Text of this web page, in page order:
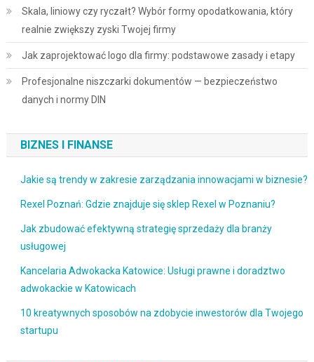
Skala, liniowy czy ryczałt? Wybór formy opodatkowania, który
realnie zwiększy zyski Twojej firmy
Jak zaprojektować logo dla firmy: podstawowe zasady i etapy
Profesjonalne niszczarki dokumentów — bezpieczeństwo
danych i normy DIN
BIZNES I FINANSE
Jakie są trendy w zakresie zarządzania innowacjami w biznesie?
Rexel Poznań: Gdzie znajduje się sklep Rexel w Poznaniu?
Jak zbudować efektywną strategię sprzedaży dla branży
usługowej
Kancelaria Adwokacka Katowice: Usługi prawne i doradztwo
adwokackie w Katowicach
10 kreatywnych sposobów na zdobycie inwestorów dla Twojego
startupu